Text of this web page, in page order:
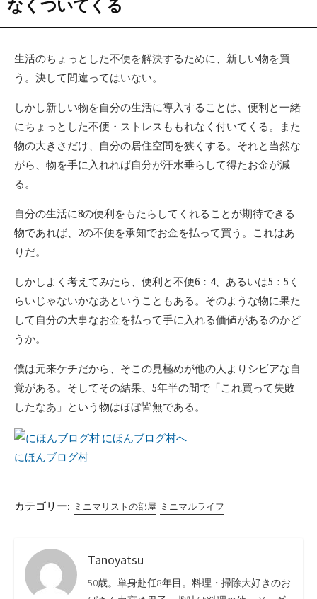
なくついてくる
生活のちょっとした不便を解決するために、新しい物を買
う。決して間違ってはいない。
しかし新しい物を自分の生活に導入することは、便利と一緒
にちょっとした不便・ストレスももれなく付いてくる。また
物の大きさだけ、自分の居住空間を狭くする。それと当然な
がら、物を手に入れれば自分が汗水垂らして得たお金が減
る。
自分の生活に8の便利をもたらしてくれることが期待できる
物であれば、2の不便を承知でお金を払って買う。これはあ
りだ。
しかしよく考えてみたら、便利と不便6：4、あるいは5：5く
らいじゃないかなあということもある。そのような物に果た
して自分の大事なお金を払って手に入れる価値があるのかど
うか。
僕は元来ケチだから、そこの見極めが他の人よりシビアな自
覚がある。そしてその結果、5年半の間で「これ買って失敗
したなあ」という物はほぼ皆無である。
にほんブログ村
カテゴリー: ミニマリストの部屋 ミニマルライフ
Tanoyatsu
50歳。単身赴任8年目。料理・掃除大好きのお